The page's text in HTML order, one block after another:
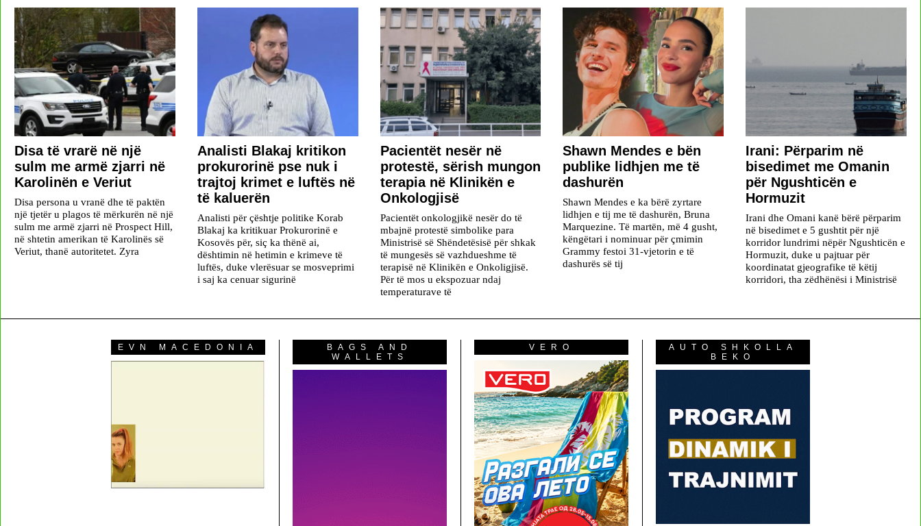
Disa të vrarë në një
sulm me armë zjarri në
Karolinën e Veriut
Disa persona u vranë dhe të paktën
një tjetër u plagos të mërkurën në një
sulm me armë zjarri në Prospect Hill,
në shtetin amerikan të Karolinës së
Veriut, thanë autoritetet. Zyra
​Analisti Blakaj kritikon
prokurorinë pse nuk i
trajtoj krimet e luftës në
të kaluerën
Analisti për çështje politike Korab
Blakaj ka kritikuar Prokurorinë e
Kosovës për, siç ka thënë ai,
dështimin në hetimin e krimeve të
luftës, duke vlerësuar se mosveprimi
i saj ka cenuar sigurinë
Pacientët nesër në
protestë, sërish mungon
terapia në Klinikën e
Onkologjisë
Pacientët onkologjikë nesër do të
mbajnë protestë simbolike para
Ministrisë së Shëndetësisë për shkak
të mungesës së vazhdueshme të
terapisë në Klinikën e Onkoligjisë.
Për të mos u ekspozuar ndaj
temperaturave të
​Shawn Mendes e bën
publike lidhjen me të
dashurën
Shawn Mendes e ka bërë zyrtare
lidhjen e tij me të dashurën, Bruna
Marquezine. Të martën, më 4 gusht,
këngëtari i nominuar për çmimin
Grammy festoi 31-vjetorin e të
dashurës së tij
Irani: Përparim në
bisedimet me Omanin
për Ngushticën e
Hormuzit
Irani dhe Omani kanë bërë përparim
në bisedimet e 5 gushtit për një
korridor lundrimi nëpër Ngushticën e
Hormuzit, duke u pajtuar për
koordinatat gjeografike të këtij
korridori, tha zëdhënësi i Ministrisë
EVN MACEDONIA
BAGS AND
WALLETS
VERO
AUTO SHKOLLA
BEKO